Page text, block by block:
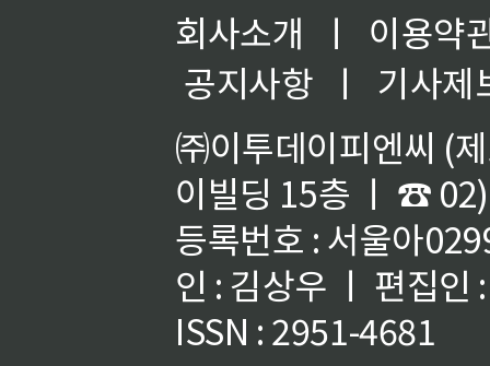
회사소개 ㅣ
이용약
공지사항
ㅣ
기사제
㈜이투데이피엔씨 (
이빌딩 15층 ㅣ ☎
등록번호 : 서울아
인 : 김상우 ㅣ 편집인
ISSN : 2951-4681